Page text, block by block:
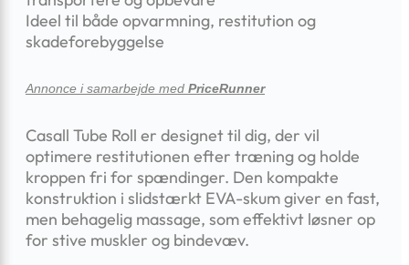
Ideel til både opvarmning, restitution og
skadeforebyggelse
Annonce i samarbejde med PriceRunner
Casall Tube Roll er designet til dig, der vil
optimere restitutionen efter træning og holde
kroppen fri for spændinger. Den kompakte
konstruktion i slidstærkt EVA-skum giver en fast,
men behagelig massage, som effektivt løsner op
for stive muskler og bindevæv.